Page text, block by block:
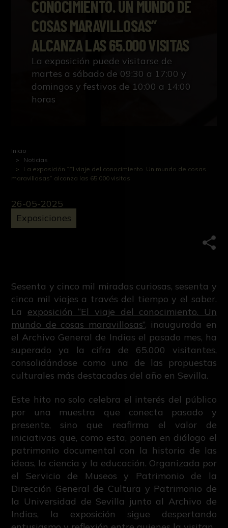
CONOCIMIENTO. UN MUNDO DE
COSAS MARAVILLOSAS”
ALCANZA LAS 65.000 VISITAS
La exposición puede visitarse de
martes a sábado de 09:30 a 17:00 y
domingos y festivos de 10:00 a 14:00
horas
Inicio
Noticias
La exposición “El viaje del conocimiento. Un mundo de cosas
maravillosas” alcanza las 65.000 visitas
26-05-2025
Exposiciones
Sesenta y cinco mil miradas curiosas, sesenta y
cinco mil viajes a través del tiempo y el saber.
La exposición “El viaje del conocimiento. Un
mundo de cosas maravillosas”, inaugurada en
el Archivo General de Indias el pasado mes, ha
superado ya la cifra de 65.000 visitantes,
consolidándose como una de las propuestas
culturales más destacadas del año en Sevilla.
Este hito no solo celebra el interés del público
por una muestra que conecta pasado y
presente, sino que reafirma el valor de
iniciativas que, como esta, ponen en diálogo el
patrimonio documental con la historia de las
ideas, la ciencia y la educación. Organizada por
el Servicio de Museos y Patrimonio de la
Dirección General de Cultura y Patrimonio de
la Universidad de Sevilla junto al Archivo de
Indias, la exposición sigue despertando